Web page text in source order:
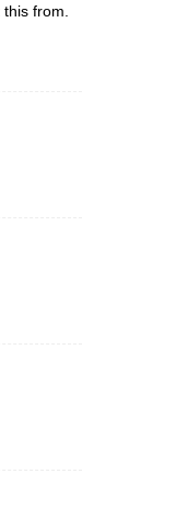
from.